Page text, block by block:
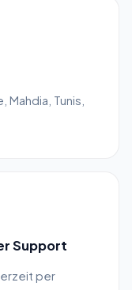
Tunis,
Support
per